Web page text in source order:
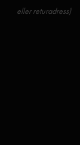
eller returadress)